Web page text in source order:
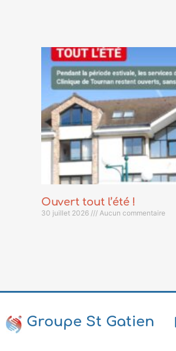
Ouvert tout l’été !
30 juillet 2026 Aucun commentaire
Groupe St Gatien